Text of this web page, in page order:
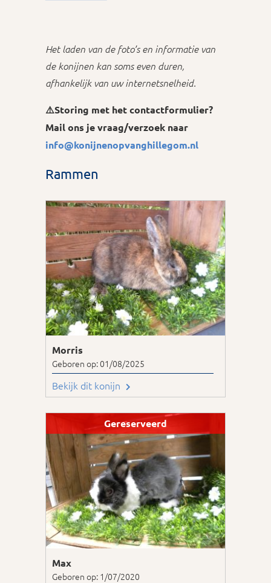
Het laden van de foto’s en informatie van
de konijnen kan soms even duren,
afhankelijk van uw internetsnelheid.
⚠️Storing met het contactformulier?
Mail ons je vraag/verzoek naar
info@konijnenopvanghillegom.nl
Rammen
Morris
Geboren op: 01/08/2025
Bekijk dit konijn
Gereserveerd
Max
Geboren op: 1/07/2020